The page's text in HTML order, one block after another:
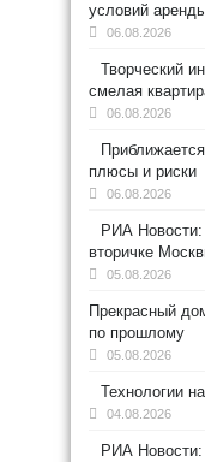
условий
06.08.2026
Творческий
смелая
06.08.2026
плюсы и риски
06.08.2026
РИА Новости:
вторичке
05.08.2026
Прекрасный
по прошлому
05.08.2026
Технологии
04.08.2026
РИА Новости: